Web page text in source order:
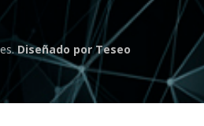
.Diseñado por Teseo